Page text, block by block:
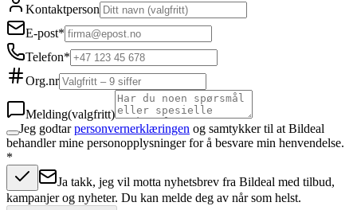
Kontaktperson
E-post*
Telefon*
Org.nr
Melding(valgfritt)
Jeg godtar personvernerklæringen og samtykker til at Bildeal
behandler mine personopplysninger for å besvare min henvendelse.
*
Ja takk, jeg vil motta nyhetsbrev fra Bildeal med tilbud,
kampanjer og nyheter. Du kan melde deg av når som helst.